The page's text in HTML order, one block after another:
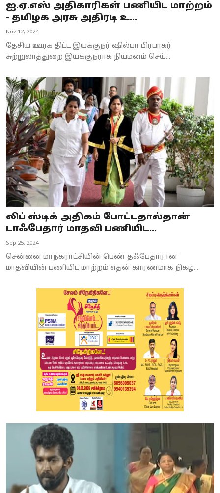
Astrology
Spirituality
Weather
Politics
ஐ.ஏ.எஸ் அதிகாரிகள் பணியிட மாற்றம்
- தமிழக அரசு அதிரடி உ...
Nov 12, 2024
தேசிய ஊரக திட்ட இயக்குநர் ஷில்பா பிரபாகர்
சுற்றுலாத்துறை இயக்குநராக நியமனம் செய்...
லிப் ஸ்டிக் அதிகம் போட்டதால்தான்
டாஃபேதார் மாதவி பணியிட...
Sep 25, 2024
சென்னை மாநகராட்சியின் பெண் தஃபேதாரான
மாதவியின் பணியிட மாற்றம் எதன் காரணமாக நிகழ்...